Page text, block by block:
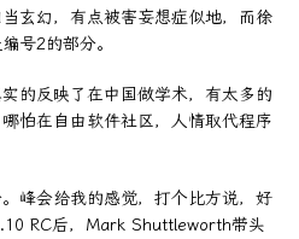
玄幻，有点被害妄想症似地，而徐
号2的部分。
的反映了在中国做学术，有太多的
怕在自由软件社区，人情取代程序
峰会给我的感觉，打个比方说，好
RC后，Mark Shuttleworth带头